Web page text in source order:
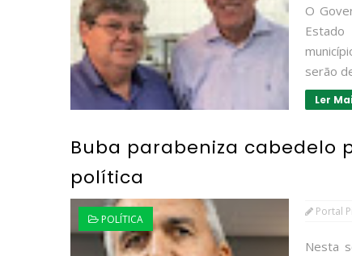
O
serão
Ler
Buba parabeniza cabedelo
política
POLÍTICA
Portal
Nesta